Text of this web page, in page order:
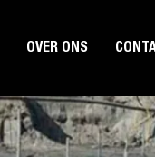
OVER ONS